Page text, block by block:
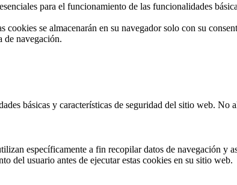
para el funcionamiento de las funcionalidades
se almacenarán en su navegador solo con su
de navegación.
básicas y características de seguridad del sitio web. No
específicamente a fin recopilar datos de navegación y
del usuario antes de ejecutar estas cookies en su sitio web.